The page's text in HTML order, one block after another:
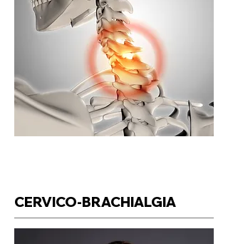
CERVICO-BRACHIALGIA